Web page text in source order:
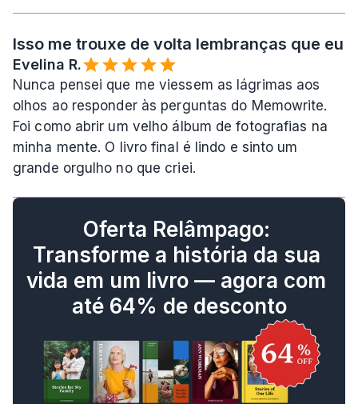
Isso me trouxe de volta lembranças que eu
Evelina R.️
Nunca pensei que me viessem as lágrimas aos
olhos ao responder às perguntas do Memowrite.
Foi como abrir um velho álbum de fotografias na
minha mente. O livro final é lindo e sinto um
grande orgulho no que criei.
Oferta Relâmpago:
Transforme a história da sua
vida em um livro — agora com
até 64% de desconto